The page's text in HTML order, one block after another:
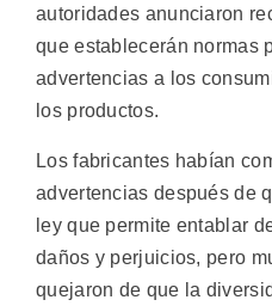
autoridades anunciaron
que establecerán normas
advertencias a los
los productos.
Los fabricantes habían
advertencias después de
ley que permite entablar
daños y perjuicios, pero
quejaron de que la